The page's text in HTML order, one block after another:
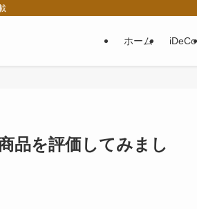
ホーム iDeCo
品を評価してみまし